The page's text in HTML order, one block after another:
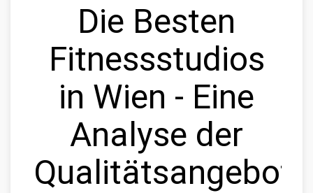
Die Besten
Fitnessstudios
in Wien - Eine
Analyse der
Qualitätsangebote